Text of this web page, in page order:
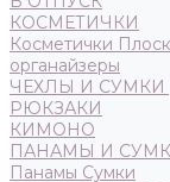
КОСМЕТИЧКИ
Косметички
органайзеры
ЧЕХЛЫ И
РЮКЗАКИ
КИМОНО
ПАНАМЫ И
Панамы Сумки